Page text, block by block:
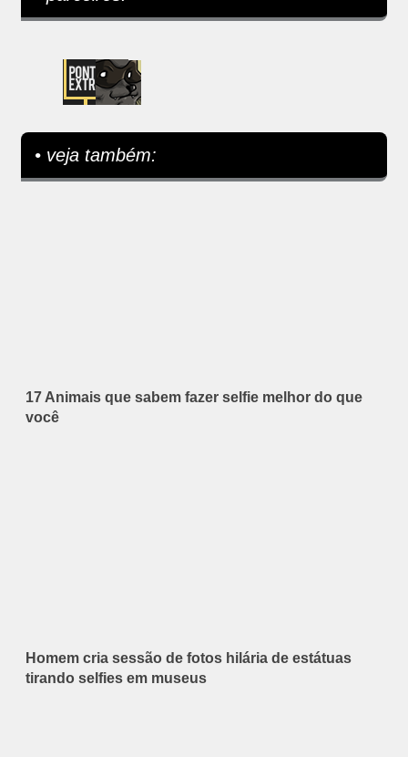
• veja também:
17 Animais que sabem fazer selfie melhor do que
você
Homem cria sessão de fotos hilária de estátuas
tirando selfies em museus